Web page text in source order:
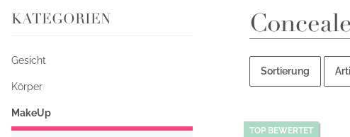
Sortierung
TOP BEWERTET
KATEGORIEN
Gesicht
Körper
MakeUp